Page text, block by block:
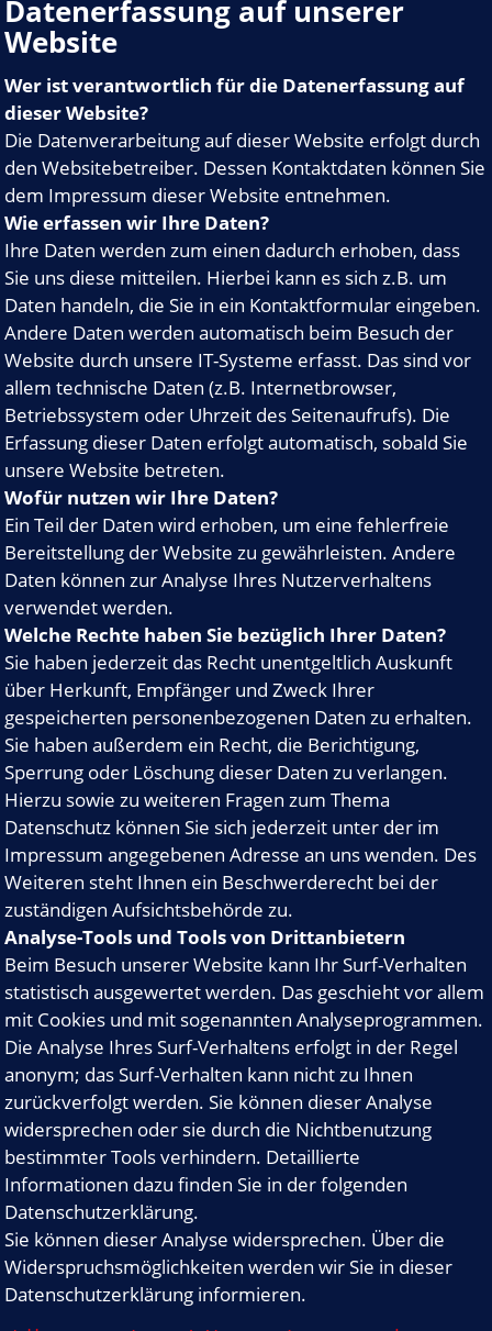
Datenerfassung auf unserer
Website
Wer ist verantwortlich für die Datenerfassung auf
dieser Website?
Die Datenverarbeitung auf dieser Website erfolgt durch
den Websitebetreiber. Dessen Kontaktdaten können Sie
dem Impressum dieser Website entnehmen.
Wie erfassen wir Ihre Daten?
Ihre Daten werden zum einen dadurch erhoben, dass
Sie uns diese mitteilen. Hierbei kann es sich z.B. um
Daten handeln, die Sie in ein Kontaktformular eingeben.
Andere Daten werden automatisch beim Besuch der
Website durch unsere IT-Systeme erfasst. Das sind vor
allem technische Daten (z.B. Internetbrowser,
Betriebssystem oder Uhrzeit des Seitenaufrufs). Die
Erfassung dieser Daten erfolgt automatisch, sobald Sie
unsere Website betreten.
Wofür nutzen wir Ihre Daten?
Ein Teil der Daten wird erhoben, um eine fehlerfreie
Bereitstellung der Website zu gewährleisten. Andere
Daten können zur Analyse Ihres Nutzerverhaltens
verwendet werden.
Welche Rechte haben Sie bezüglich Ihrer Daten?
Sie haben jederzeit das Recht unentgeltlich Auskunft
über Herkunft, Empfänger und Zweck Ihrer
gespeicherten personenbezogenen Daten zu erhalten.
Sie haben außerdem ein Recht, die Berichtigung,
Sperrung oder Löschung dieser Daten zu verlangen.
Hierzu sowie zu weiteren Fragen zum Thema
Datenschutz können Sie sich jederzeit unter der im
Impressum angegebenen Adresse an uns wenden. Des
Weiteren steht Ihnen ein Beschwerderecht bei der
zuständigen Aufsichtsbehörde zu.
Analyse-Tools und Tools von Drittanbietern
Beim Besuch unserer Website kann Ihr Surf-Verhalten
statistisch ausgewertet werden. Das geschieht vor allem
mit Cookies und mit sogenannten Analyseprogrammen.
Die Analyse Ihres Surf-Verhaltens erfolgt in der Regel
anonym; das Surf-Verhalten kann nicht zu Ihnen
zurückverfolgt werden. Sie können dieser Analyse
widersprechen oder sie durch die Nichtbenutzung
bestimmter Tools verhindern. Detaillierte
Informationen dazu finden Sie in der folgenden
Datenschutzerklärung.
Sie können dieser Analyse widersprechen. Über die
Widerspruchsmöglichkeiten werden wir Sie in dieser
Datenschutzerklärung informieren.